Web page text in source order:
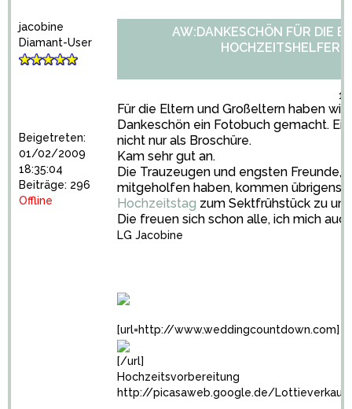
jacobine
Diamant-User
Beigetreten:
01/02/2009
18:35:04
Beiträge: 296
Offline
AW:DANKESCHÖN FÜR DIE
HOCHZEITSHELFER!?
Für die Eltern und Großeltern haben wir
Dankeschön ein Fotobuch gemacht.
nicht nur als Broschüre.
Kam sehr gut an.
Die Trauzeugen und engsten Freunde,
mitgeholfen haben, kommen übrigens
Hochzeitstag zum Sektfrühstück zu
Die freuen sich schon alle, ich mich
LG Jacobine
[url=http://www.weddingcountdown.com]
[/url]
Hochzeitsvorbereitung
http://picasaweb.google.de/